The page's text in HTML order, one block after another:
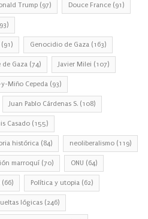
Trump (97) Douce France (91)
(91) Genocidio de Gaza (163)
de Gaza (74) Javier Milei (107)
y-Miño Cepeda (93)
Juan Pablo Cárdenas S. (108)
Casado (155)
histórica (84) neoliberalismo (119)
marroquí (70) ONU (64)
(66) Política y utopia (62)
lógicas (246)